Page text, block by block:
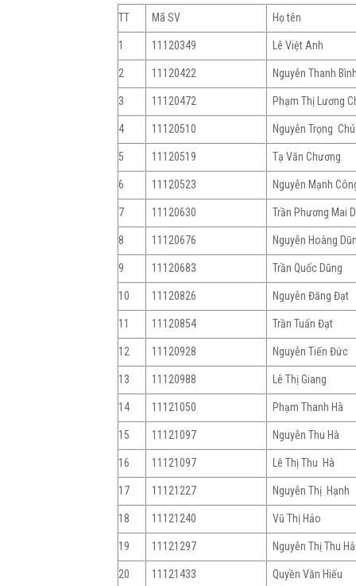
TT Mã SV Họ tên
1 11120349 Lê Việt Anh
2 11120422 Nguyễn Thanh Bình
3 11120472 Phạm Thị Lương
4 11120510 Nguyễn Trọng
5 11120519 Tạ Văn Chương
6 11120523 Nguyễn Mạnh
7 11120630 Trần Phương Mai
8 11120676 Nguyễn Hoàng
9 11120683 Trần Quốc Dũng
10 11120826 Nguyễn Đăng Đạt
11 11120854 Trần Tuấn Đạt
12 11120928 Nguyễn Tiến Đức
13 11120988 Lê Thị Giang
14 11121050 Phạm Thanh Hà
15 11121097 Nguyễn Thu Hà
16 11121097 Lê Thị Thu Hà
17 11121227 Nguyễn Thị Hạnh
18 11121240 Vũ Thị Hảo
19 11121297 Nguyễn Thị Thu
20 11121433 Quyền Văn Hiếu